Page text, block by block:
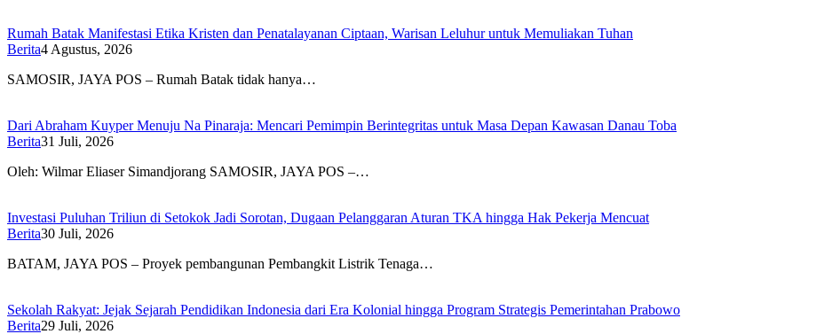
Rumah Batak Manifestasi Etika Kristen dan Penatalayanan Ciptaan, Warisan Leluhur untuk Memuliakan Tuhan
Berita4 Agustus, 2026
SAMOSIR, JAYA POS – Rumah Batak tidak hanya…
Dari Abraham Kuyper Menuju Na Pinaraja: Mencari Pemimpin Berintegritas untuk Masa Depan Kawasan Danau Toba
Berita31 Juli, 2026
Oleh: Wilmar Eliaser Simandjorang SAMOSIR, JAYA POS –…
Investasi Puluhan Triliun di Setokok Jadi Sorotan, Dugaan Pelanggaran Aturan TKA hingga Hak Pekerja Mencuat
Berita30 Juli, 2026
BATAM, JAYA POS – Proyek pembangunan Pembangkit Listrik Tenaga…
Sekolah Rakyat: Jejak Sejarah Pendidikan Indonesia dari Era Kolonial hingga Program Strategis Pemerintahan Prabowo
Berita29 Juli, 2026